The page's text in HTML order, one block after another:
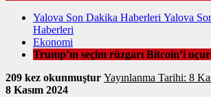
Yalova Son Dakika Haberleri Yalova
Haberleri
Ekonomi
Trump’ın seçim rüzgarı Bitcoin’i
209 kez okunmuştur
Yayınlanma
8 Kasım 2024